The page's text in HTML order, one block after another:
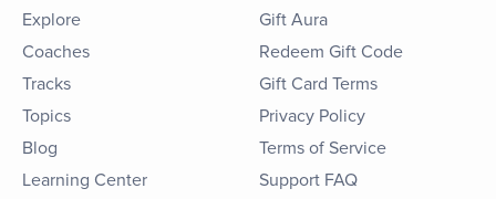
Explore
Coaches
Tracks
Topics
Blog
Learning Center
Gift Aura
Redeem Gift Code
Gift Card Terms
Privacy Policy
Terms of Service
Support FAQ